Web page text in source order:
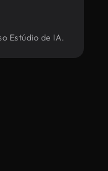
Estúdio de IA.